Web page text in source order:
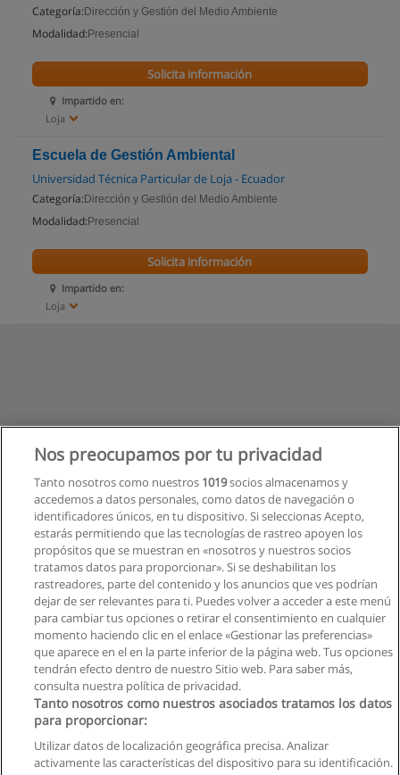
Categoría: Dirección y Gestión del Medio Ambiente
Modalidad: Presencial
Impartido en:
Loja
Solicita información
Escuela de Gestión Ambiental
Universidad Técnica Particular de Loja - Ecuador
Categoría: Dirección y Gestión del Medio Ambiente
Modalidad: Presencial
Impartido en:
Loja
Solicita información
Privacidad de datos
Nos preocupamos por tu privacidad
Tanto nosotros como nuestros 1019socios almacenamos y
accedemos a datos personales, como datos de navegación o
identificadores únicos, en tu dispositivo. Si seleccionas Acepto,
estarás permitiendo que las tecnologías de rastreo apoyen los
propósitos que se muestran en «nosotros y nuestros socios
tratamos datos para proporcionar». Si se deshabilitan los
rastreadores, parte del contenido y los anuncios que ves podrían
dejar de ser relevantes para ti. Puedes volver a acceder a este menú
para cambiar tus opciones o retirar el consentimiento en cualquier
momento haciendo clic en el enlace «Gestionar las preferencias»
que aparece en el en la parte inferior de la página web. Tus opciones
tendrán efecto dentro de nuestro Sitio web. Para saber más,
consulta nuestra política de privacidad.
Tanto nosotros como nuestros asociados tratamos los datos
para proporcionar:
Utilizar datos de localización geográfica precisa. Analizar
activamente las características del dispositivo para su identificación.